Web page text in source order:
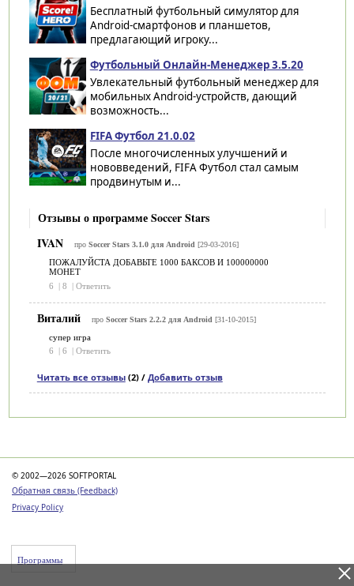
Бесплатный футбольный симулятор для
Android-смартфонов и планшетов,
предлагающий игроку...
Футбольный Онлайн-Менеджер 3.5.20
Увлекательный футбольный менеджер для
мобильных Android-устройств, дающий
возможность...
FIFA Футбол 21.0.02
После многочисленных улучшений и
нововведений, FIFA Футбол стал самым
продвинутым и...
Отзывы о программе Soccer Stars
IVAN
про Soccer Stars 3.1.0 для Android[29-03-2016]
ПОЖАЛУЙСТА ДОБАВЬТЕ 1000 БАКСОВ И 100000000
МОНЕТ
6
| 8 | Ответить
Виталий про Soccer Stars 2.2.2 для Android [31-10-2015]
супер игра
6
6 Ответить
Читать все отзывы(2) / Добавить отзыв
© 2002—2026 SOFTPORTAL
Обратная связь (Feedback)
Privacy Policy
Программы